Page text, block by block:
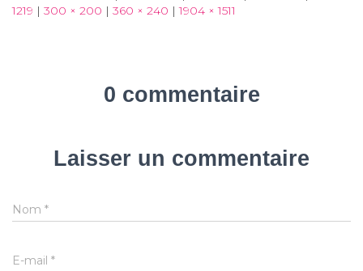
1219 | 300 × 200 | 360 × 240 | 1904 × 1511
0 commentaire
Laisser un commentaire
Nom *
E-mail *